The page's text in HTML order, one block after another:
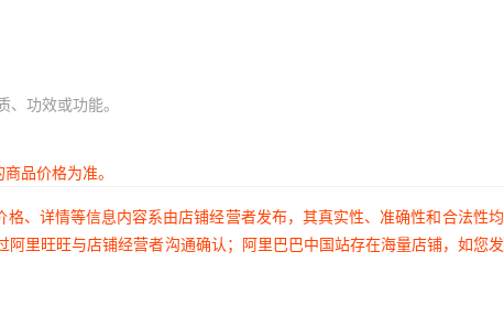
功效或功能。
品价格为准。
、详情等信息内容系由店铺经营者发布，其真实性、准确性和合法性
里旺旺与店铺经营者沟通确认；阿里巴巴中国站存在海量店铺，如您